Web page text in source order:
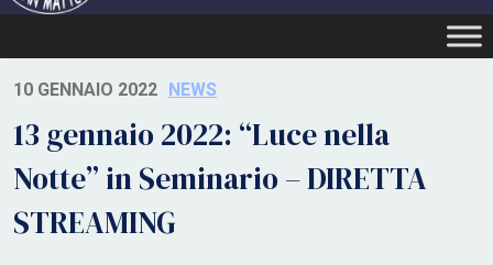
10 GENNAIO 2022 NEWS
13 gennaio 2022: “Luce nella
Notte” in Seminario – DIRETTA
STREAMING